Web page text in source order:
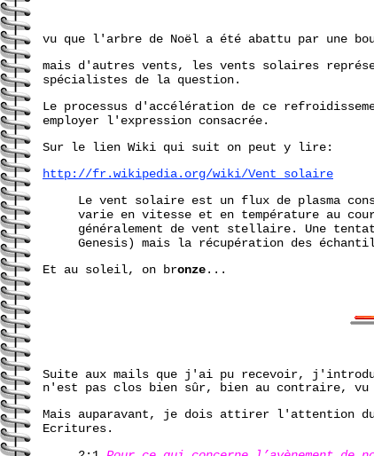
vu que l'arbre de Noël a été abattu par une
mais d'autres vents, les vents solaires
spécialistes de la question.
Le processus d'accélération de ce
employer l'expression consacrée.
Sur le lien Wiki qui suit on peut y lire:
http://fr.wikipedia.org/wiki/Vent_solaire
Le vent solaire est un flux de plasma
varie en vitesse et en température au
généralement de vent stellaire. Une
Genesis) mais la récupération des
Et au soleil, on bronze...
Suite aux mails que j'ai pu recevoir,
n'est pas clos bien sûr, bien au contraire, vu
Mais auparavant, je dois attirer l'attention
Ecritures.